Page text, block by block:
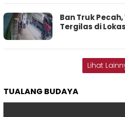
Ban Truk
Tergilas di
Lihat
TUALANG BUDAYA